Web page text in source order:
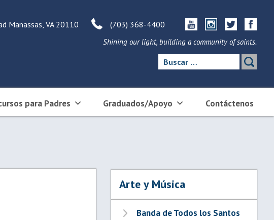
Manassas, VA 20110 (703) 368-4400
Shining our light, building a community of saints.
Buscar:
para Padres Graduados/Apoyo Contáctenos
Arte y Música
Banda de Todos los Santos